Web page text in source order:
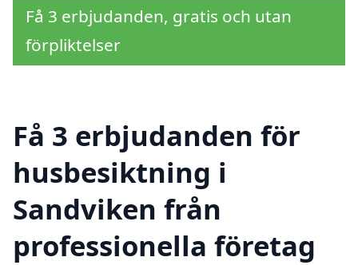
Få 3 erbjudanden, gratis och utan
förpliktelser
Få 3 erbjudanden för
husbesiktning i
Sandviken från
professionella företag